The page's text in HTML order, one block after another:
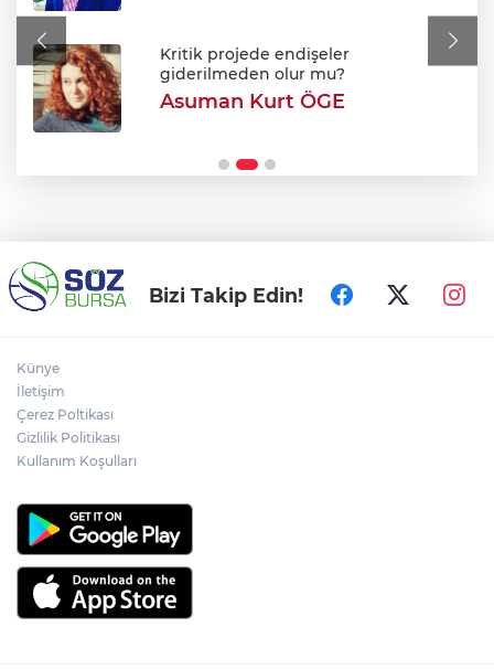
Efkan Ala: "Terörsüz Türkiye süreciyle
Kritik projede endişeler
giderilmeden olur mu?
Asuman Kurt ÖGE
Bizi Takip Edin!
Künye
İletişim
Çerez Poltikası
Gizlilik Politikası
Kullanım Koşulları